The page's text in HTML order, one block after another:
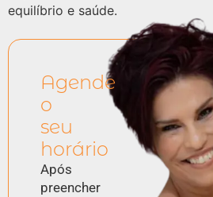
equilíbrio e saúde.
Agende
o
seu
horário
Após
preencher